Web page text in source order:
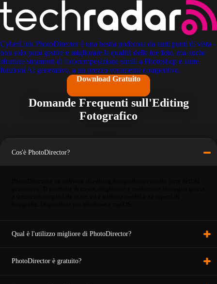
CyberLink PhotoDirector è una bestia poderosa da tanti punti di vista -
non solo puoi gestire e migliorare la qualità delle tue foto, ma anche
sfruttare strumenti di fotocomposizione simili a Photoshop e tante
funzioni AI generative, a un prezzo veramente competitivo.
Download Gratuito
Domande Frequenti sull'Editing
Fotografico
Cos'è PhotoDirector?
Qual è l'utilizzo migliore di PhotoDirector?
PhotoDirector è gratuito?